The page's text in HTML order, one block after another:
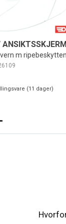
ANSIKTSSKJERM
m
(11 dager)